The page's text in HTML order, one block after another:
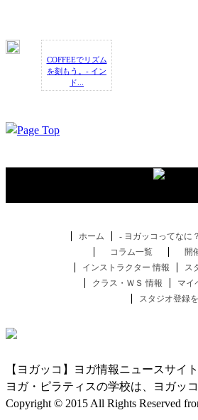
COFFEEでリズム
を刻もう。- イン
ド...
ホーム - ヨガッコってなに？
コラム一覧
開
インストラクター 情報
ス
クラス・ＷＳ 情報
マイ
スタジオ登録
【ヨガッコ】ヨガ情報ニュースサイト
ヨガ・ピラティスの学校は、ヨガッコ
Copyright © 2015 All Rights Reserved